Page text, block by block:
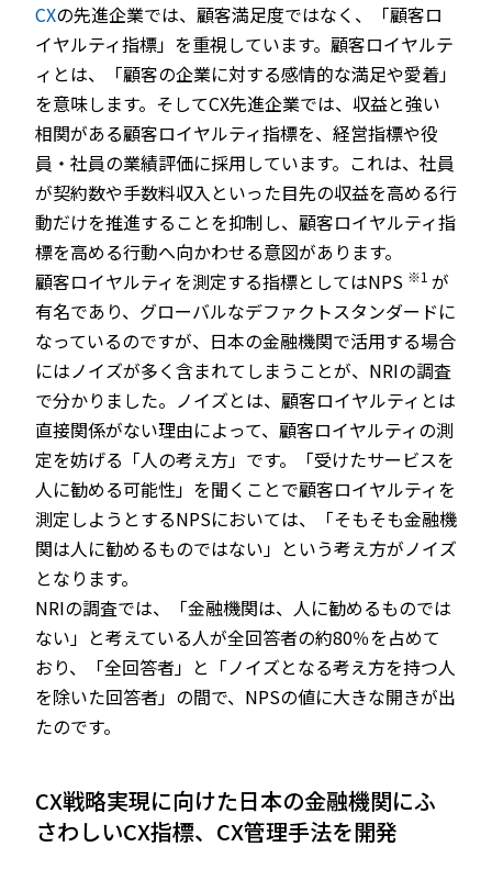
CXの先進企業では、顧客満足度ではなく、「顧客ロ
イヤルティ指標」を重視しています。顧客ロイヤルテ
ィとは、「顧客の企業に対する感情的な満足や愛着」
を意味します。そしてCX先進企業では、収益と強い
相関がある顧客ロイヤルティ指標を、経営指標や役
員・社員の業績評価に採用しています。これは、社員
が契約数や手数料収入といった目先の収益を高める行
動だけを推進することを抑制し、顧客ロイヤルティ指
標を高める行動へ向かわせる意図があります。
顧客ロイヤルティを測定する指標としてはNPS ※1 が
有名であり、グローバルなデファクトスタンダードに
なっているのですが、日本の金融機関で活用する場合
にはノイズが多く含まれてしまうことが、NRIの調査
で分かりました。ノイズとは、顧客ロイヤルティとは
直接関係がない理由によって、顧客ロイヤルティの測
定を妨げる「人の考え方」です。「受けたサービスを
人に勧める可能性」を聞くことで顧客ロイヤルティを
測定しようとするNPSにおいては、「そもそも金融機
関は人に勧めるものではない」という考え方がノイズ
となります。
NRIの調査では、「金融機関は、人に勧めるものでは
ない」と考えている人が全回答者の約80％を占めて
おり、「全回答者」と「ノイズとなる考え方を持つ人
を除いた回答者」の間で、NPSの値に大きな開きが出
たのです。
CX戦略実現に向けた日本の金融機関にふ
さわしいCX指標、CX管理手法を開発